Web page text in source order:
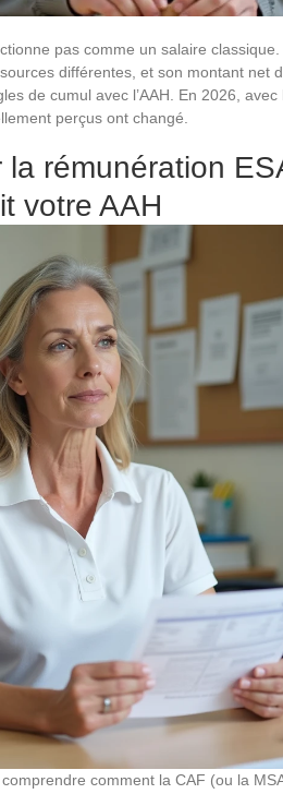
pas comme un salaire
différentes, et son montant net
de cumul avec l’AAH. En 2026,
perçus ont changé.
rémunération
votre AAH
comment la CAF (ou la